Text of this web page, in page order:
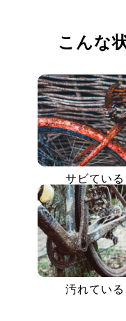
こんな
サビている
汚れている